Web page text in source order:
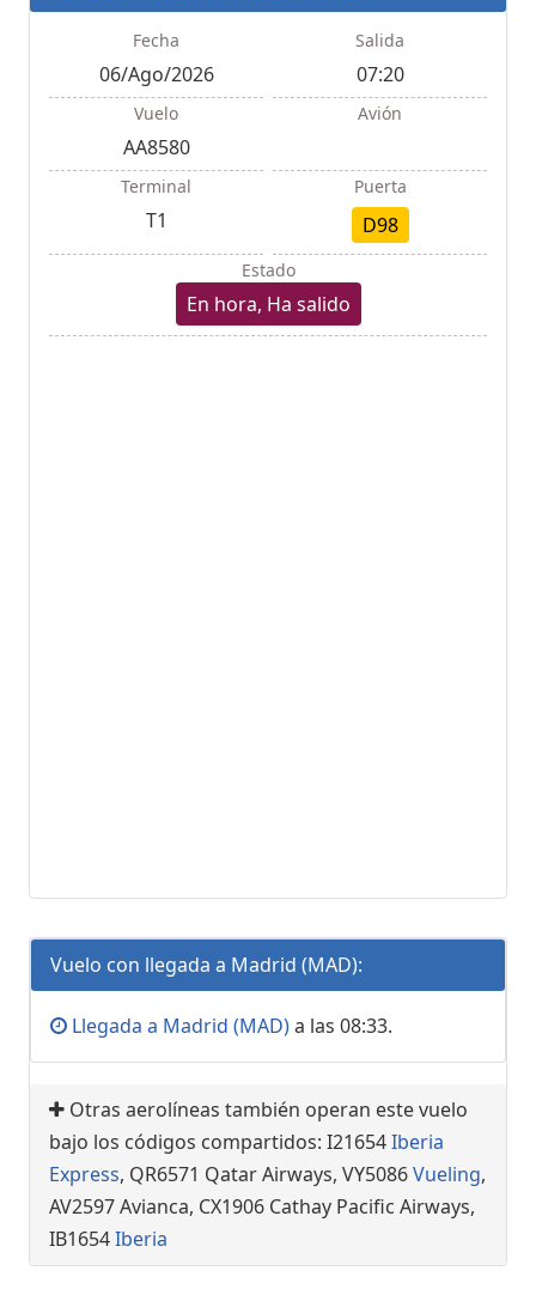
Fecha
06/Ago/2026
Salida
07:20
Vuelo
AA8580
Avión
Terminal
T1
Puerta
D98
Estado
En hora, Ha salido
Vuelo con llegada a Madrid (MAD):
Llegada a Madrid (MAD)a las 08:33.
Otras aerolíneas también operan este vuelo
bajo los códigos compartidos: I21654Iberia
Express, QR6571 Qatar Airways, VY5086Vueling,
AV2597 Avianca, CX1906 Cathay Pacific Airways,
IB1654Iberia